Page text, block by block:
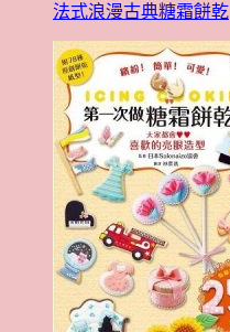
法式浪漫古典糖霜餅乾